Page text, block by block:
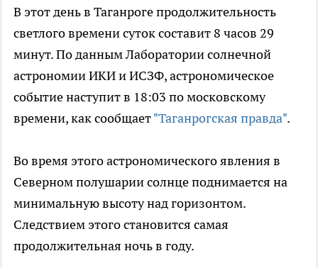
В этот день в Таганроге продолжительность
светлого времени суток составит 8 часов 29
минут. По данным Лаборатории солнечной
астрономии ИКИ и ИСЗФ, астрономическое
событие наступит в 18:03 по московскому
времени, как сообщает"Таганрогская правда".
Во время этого астрономического явления в
Северном полушарии солнце поднимается на
минимальную высоту над горизонтом.
Следствием этого становится самая
продолжительная ночь в году.